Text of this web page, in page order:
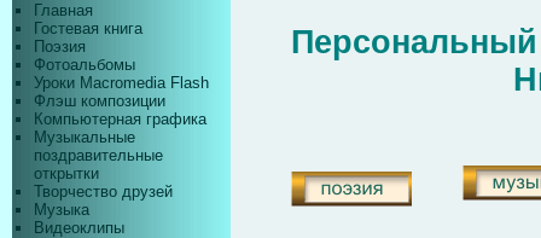
Главная
Гостевая книга
Поэзия
Фотоальбомы
Уроки Macromedia Flash
Флэш композиции
Компьютерная графика
Музыкальные
поздравительные
открытки
Творчество друзей
Музыка
Видеоклипы
Персональный